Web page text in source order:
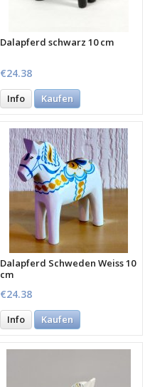
Dalapferd schwarz 10 cm
€24.38
Info Kaufen
Dalapferd Schweden Weiss 10
cm
€24.38
Info Kaufen